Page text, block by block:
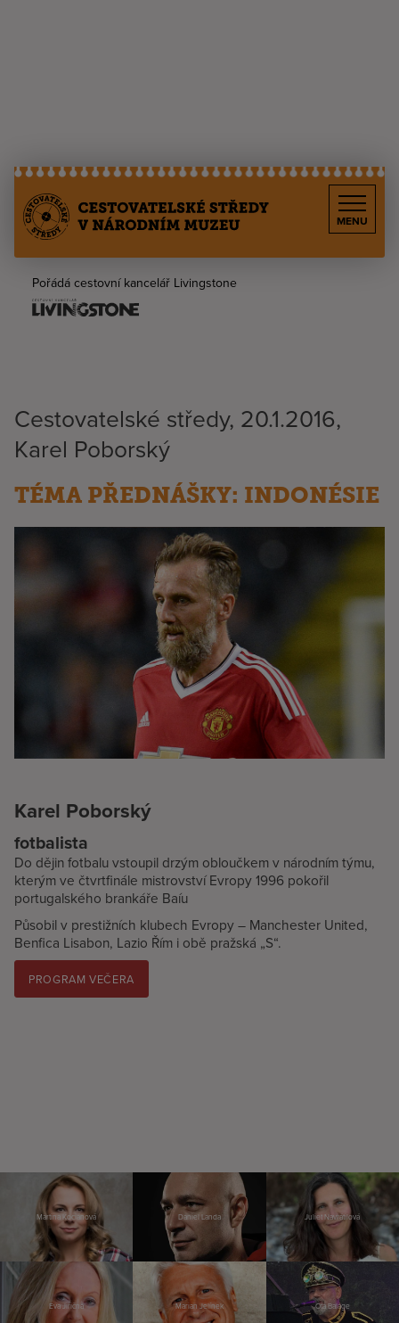
MENU
Pořádá cestovní kancelář Livingstone
Cestovatelské středy, 20.1.2016,
Karel Poborský
TÉMA PŘEDNÁŠKY: INDONÉSIE
Karel Poborský
fotbalista
Do dějin fotbalu vstoupil drzým obloučkem v národním týmu,
kterým ve čtvrtfinále mistrovství Evropy 1996 pokořil
portugalského brankáře Baíu
Působil v prestižních klubech Evropy – Manchester United,
Benfica Lisabon, Lazio Řím i obě pražská „S“.
PROGRAM VEČERA
Martina Kociánová Daniel Landa Juliet Navrátilová
Eva Jiřičná Marian Jelínek Ota Balage